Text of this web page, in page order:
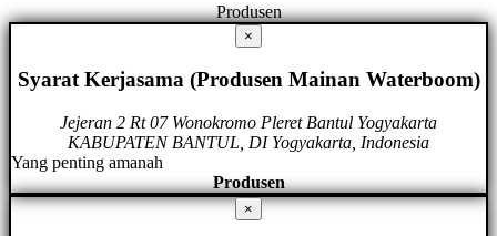
Produsen
×
Syarat Kerjasama (Produsen Mainan Waterboom)
Jejeran 2 Rt 07 Wonokromo Pleret Bantul Yogyakarta
KABUPATEN BANTUL, DI Yogyakarta, Indonesia
Yang penting amanah
Produsen
×